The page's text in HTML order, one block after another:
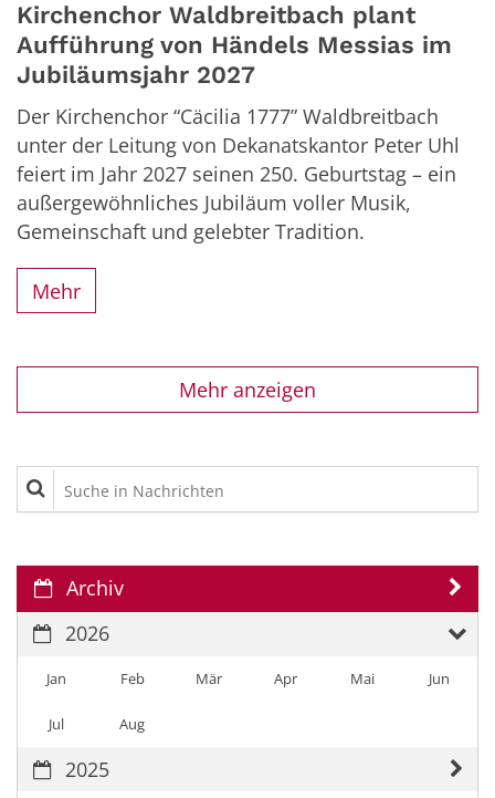
Kirchenchor Waldbreitbach plant
Aufführung von Händels Messias im
Jubiläumsjahr 2027
Der Kirchenchor “Cäcilia 1777” Waldbreitbach
unter der Leitung von Dekanatskantor Peter Uhl
feiert im Jahr 2027 seinen 250. Geburtstag – ein
außergewöhnliches Jubiläum voller Musik,
Gemeinschaft und gelebter Tradition.
Mehr
Mehr anzeigen
Suche in Nachrichten
Archiv
2026
Jan Feb Mär Apr Mai Jun
Jul Aug
2025